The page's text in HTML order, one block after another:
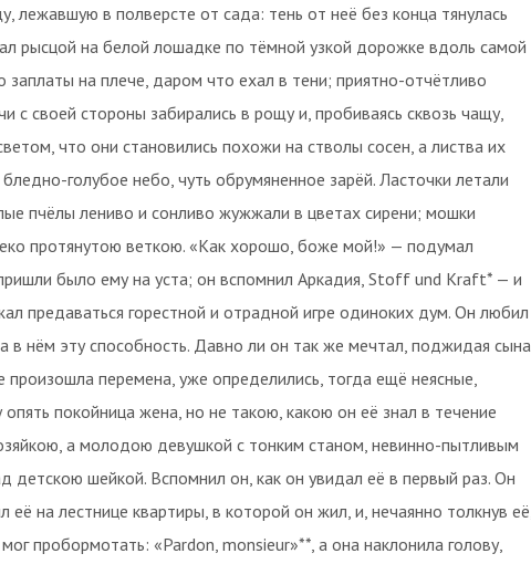
лежавшую в полверсте от сада: тень от неё без конца тянулась
рысцой на белой лошадке по тёмной узкой дорожке вдоль самой
на плече, даром что ехал в тени; приятно-отчётливо
с своей стороны забирались в рощу и, пробиваясь сквозь чащу,
что они становились похожи на стволы сосен, а листва их
голубое небо, чуть обрумяненное зарёй. Ласточки летали
пчёлы лениво и сонливо жужжали в цветах сирени; мошки
протянутою веткою. «Как хорошо, боже мой!» — подумал
было ему на уста; он вспомнил Аркадия, Stoff und Kraft* — и
предаваться горестной и отрадной игре одиноких дум. Он любил
в нём эту способность. Давно ли он так же мечтал, поджидая сына
перемена, уже определились, тогда ещё неясные,
покойница жена, но не такою, какою он её знал в течение
а молодою девушкой с тонким станом, невинно-пытливым
детскою шейкой. Вспомнил он, как он увидал её в первый раз. Он
на лестнице квартиры, в которой он жил, и, нечаянно толкнув её,
пробормотать: «Pardon, monsieur»**, а она наклонила голову,